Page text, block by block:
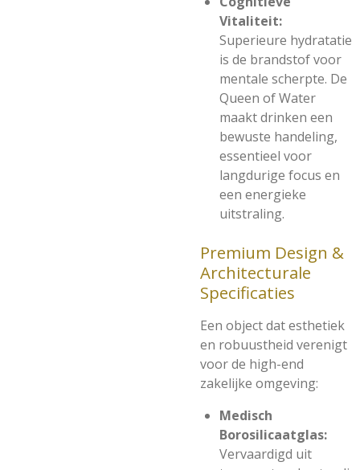
Vitaliteit:
Superieure hydratatie
is de brandstof voor
mentale scherpte. De
Queen of Water
maakt drinken een
bewuste handeling,
essentieel voor
langdurige focus en
een energieke
uitstraling.
Premium Design &
Architecturale
Specificaties
Een object dat esthetiek
en robuustheid verenigt
voor de high-end
zakelijke omgeving:
Medisch
Borosilicaatglas:
Vervaardigd uit